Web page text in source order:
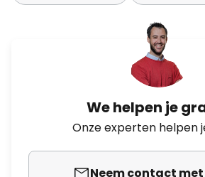
We helpen je
Onze experten helpen
Neem contact met